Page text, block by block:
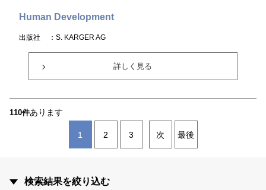
Human Development
出版社 ：S. KARGER AG
詳しく見る
110件あります
1 2 3 次 最後
検索結果を絞り込む